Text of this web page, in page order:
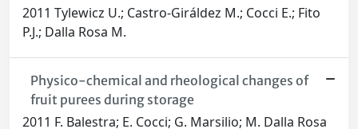
2011 Tylewicz U.; Castro-Giráldez M.; Cocci E.; Fito
P.J.; Dalla Rosa M.
Physico-chemical and rheological changes of
fruit purees during storage
2011 F. Balestra; E. Cocci; G. Marsilio; M. Dalla Rosa